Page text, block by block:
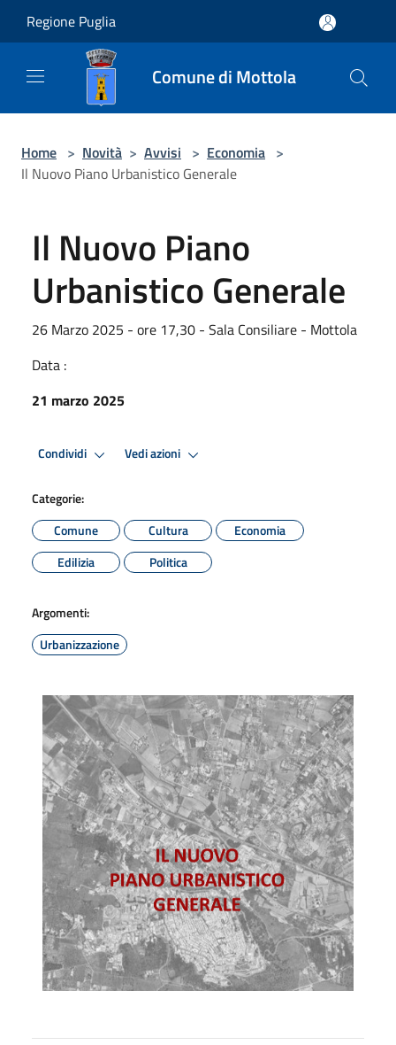
Regione Puglia
Comune di Mottola
Home > Novità > Avvisi > Economia >
Il Nuovo Piano Urbanistico Generale
Il Nuovo Piano
Urbanistico Generale
26 Marzo 2025 - ore 17,30 - Sala Consiliare - Mottola
Data :
21 marzo 2025
Condividi Vedi azioni
Categorie:
Comune
Cultura
Economia
Edilizia
Politica
Argomenti:
Urbanizzazione